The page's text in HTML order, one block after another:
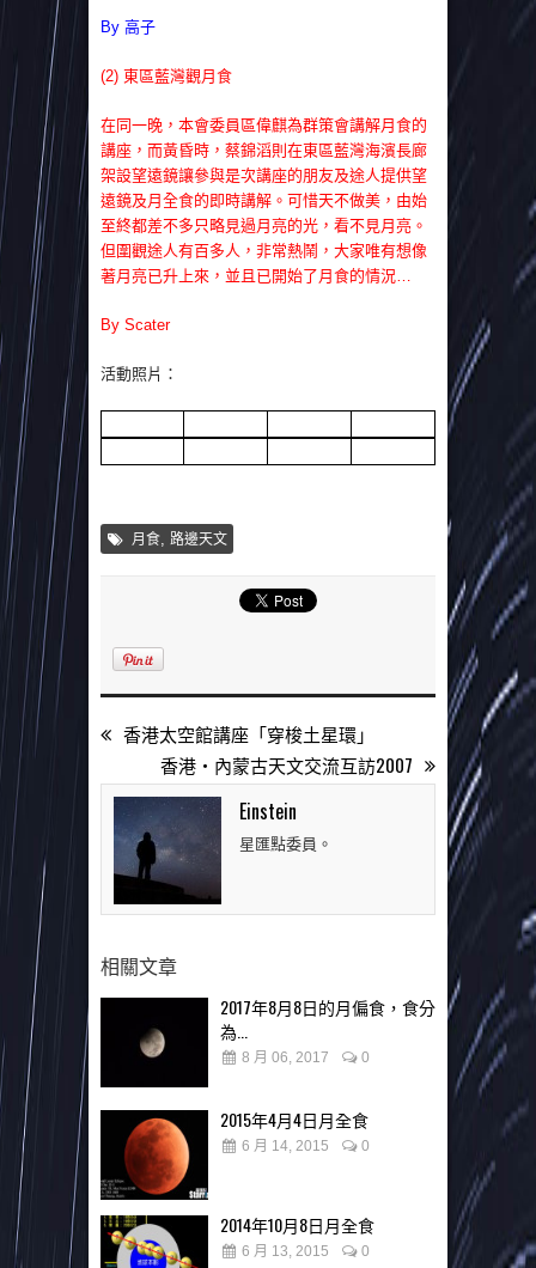
By 高子
(2) 東區藍灣觀月食
在同一晚，本會委員區偉麒為群策會講解月食的
講座，而黃昏時，蔡錦滔則在東區藍灣海濱長廊
架設望遠鏡讓參與是次講座的朋友及途人提供望
遠鏡及月全食的即時講解。可惜天不做美，由始
至終都差不多只略見過月亮的光，看不見月亮。
但圍觀途人有百多人，非常熱鬧，大家唯有想像
著月亮已升上來，並且已開始了月食的情況…
By Scater
活動照片：
月食, 路邊天文
香港太空館講座「穿梭土星環」
香港‧內蒙古天文交流互訪2007
Einstein
星匯點委員。
相關文章
2017年8月8日的月偏食，食分
為...
8 月 06, 2017 0
2015年4月4日月全食
6 月 14, 2015 0
2014年10月8日月全食
6 月 13, 2015 0